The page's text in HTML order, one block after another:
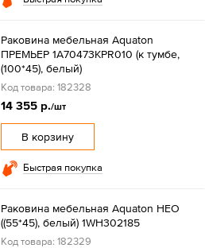
Раковина мебельная Aquaton
ПРЕМЬЕР 1A70473KPR010 (к тумбе,
(100*45), белый)
Код товара: 182328
14 355 р./шт
В корзину
Быстрая покупка
Раковина мебельная Aquaton НЕО
((55*45), белый) 1WH302185
Код товара: 182329